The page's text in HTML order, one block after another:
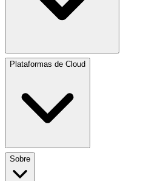
Plataformas de Cloud
Sobre